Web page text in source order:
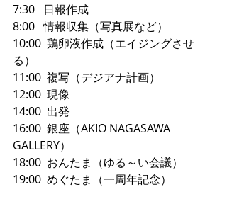
7:30   日報作成
8:00   情報収集（写真展など）
10:00  鶏卵液作成（エイジングさせ
る）
11:00  複写（デジアナ計画）
12:00  現像
14:00  出発
16:00  銀座（AKIO NAGASAWA
GALLERY）
18:00  おんたま（ゆる～い会議）
19:00  めぐたま（一周年記念）